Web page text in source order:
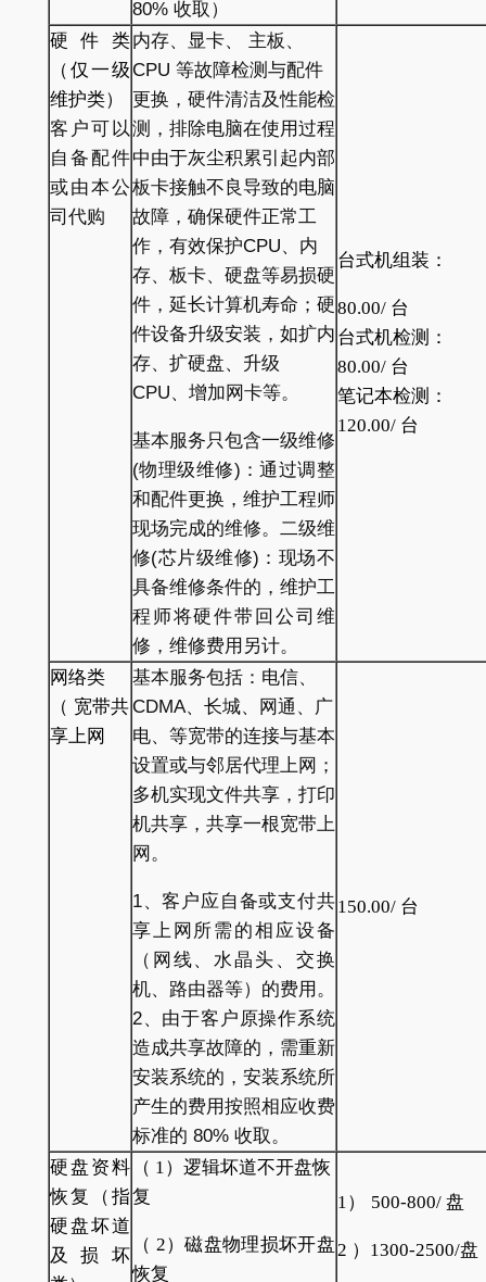
80% 收取）
硬件类
（仅一级
维护类）
客户可以
自备配件
或由本公
司代购
内存、显卡、 主板、
CPU 等故障检测与配件
更换，硬件清洁及性能检
测，排除电脑在使用过程
中由于灰尘积累引起内部
板卡接触不良导致的电脑
故障，确保硬件正常工
作，有效保护CPU、内
存、板卡、硬盘等易损硬
件，延长计算机寿命；硬
件设备升级安装，如扩内
存、扩硬盘、升级
CPU、增加网卡等。
基本服务只包含一级维修
(物理级维修)：通过调整
和配件更换，维护工程师
现场完成的维修。二级维
修(芯片级维修)：现场不
具备维修条件的，维护工
程师将硬件带回公司维
修，维修费用另计。
台式机组装：
80.00/台
台式机检测：
80.00/台
笔记本检测：
120.00/台
网络类
（ 宽带共
享上网
基本服务包括：电信、
CDMA、长城、网通、广
电、等宽带的连接与基本
设置或与邻居代理上网；
多机实现文件共享，打印
机共享，共享一根宽带上
网。
1、客户应自备或支付共
享上网所需的相应设备
（网线、水晶头、交换
机、路由器等）的费用。
2、由于客户原操作系统
造成共享故障的，需重新
安装系统的，安装系统所
产生的费用按照相应收费
标准的 80% 收取。
150.00/台
硬盘资料
恢复（指
硬盘坏道
及损坏
（ 1）逻辑坏道不开盘恢
复
（ 2）磁盘物理损坏开盘
恢复
1） 500-800/盘
2 ） 1300-2500/盘